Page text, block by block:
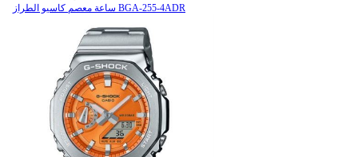
ساعة معصم کاسیو الطراز BGA-255-4ADR